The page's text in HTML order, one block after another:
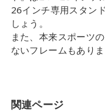
26インチ専用スタン
しょう。
また、本来スポーツ
ないフレームもあり
関連ページ